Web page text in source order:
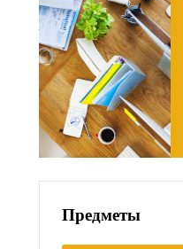
Предметы